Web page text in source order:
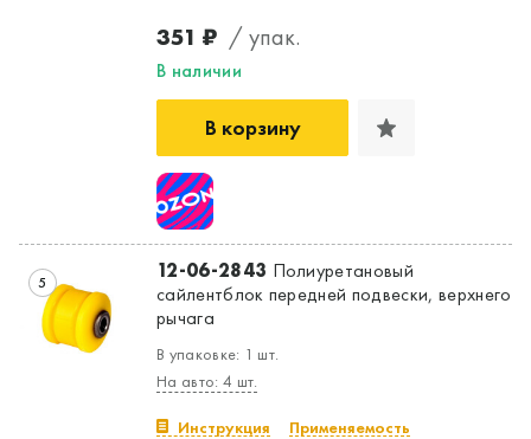
351 ₽ / упак.
В наличии
В корзину
5 12-06-2843 Полиуретановый
сайлентблок передней подвески, верхнего
рычага
В упаковке: 1 шт.
На авто: 4 шт.
Инструкция Применяемость